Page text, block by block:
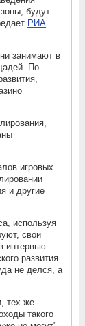
будут
РИА
занимают в
По
игровых
и другие
используя
свои
интервью
развития
не делся, а
тех же
такого